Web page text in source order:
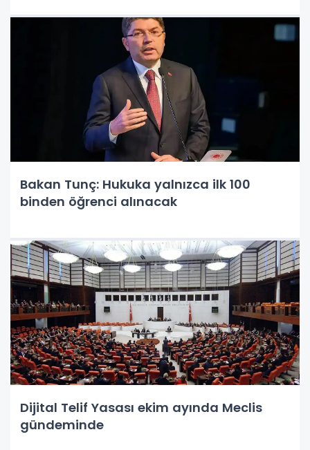
Bakan Tunç: Hukuka yalnızca ilk 100
binden öğrenci alınacak
Dijital Telif Yasası ekim ayında Meclis
gündeminde